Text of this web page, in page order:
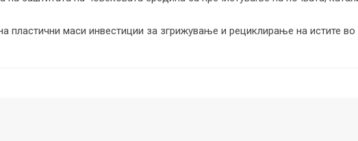
пластични маси инвестиции за згрижување и рециклирање на истите